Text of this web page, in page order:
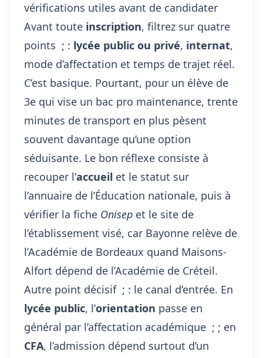
vérifications utiles avant de candidater
Avant toute inscription, filtrez sur quatre
points ; : lycée public ou privé, internat,
mode d’affectation et temps de trajet réel.
C’est basique. Pourtant, pour un élève de
3e qui vise un bac pro maintenance, trente
minutes de transport en plus pèsent
souvent davantage qu’une option
séduisante. Le bon réflexe consiste à
recouper l’accueil et le statut sur
l’annuaire de l’Éducation nationale, puis à
vérifier la fiche Onisep et le site de
l’établissement visé, car Bayonne relève de
l’Académie de Bordeaux quand Maisons-
Alfort dépend de l’Académie de Créteil.
Autre point décisif ; : le canal d’entrée. En
lycée public, l’orientation passe en
général par l’affectation académique ; ; en
CFA, l’admission dépend surtout d’un